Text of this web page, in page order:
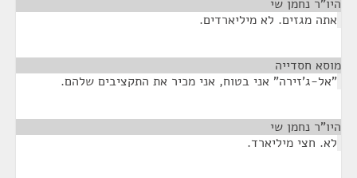
היו"ר נחמן שי
אתה מגזים. לא מיליארדים.
מוסא חסדייה
"אל-ג'זירה" אני בטוח, אני מכיר את התקציבים שלהם.
היו"ר נחמן שי
לא. חצי מיליארד.